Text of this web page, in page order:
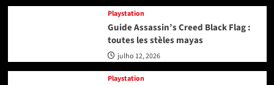
Playstation
Guide Assassin’s Creed Black Flag :
toutes les stèles mayas
julho 12, 2026
Playstation